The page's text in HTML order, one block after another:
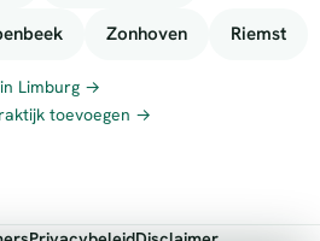
Zonhoven Riemst
Limburg →
toevoegen →